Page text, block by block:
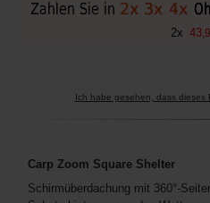
2x 43
Ich habe gesehen, dass dieses
Carp Zoom Square Shelter
Schirmüberdachung mit 360°-